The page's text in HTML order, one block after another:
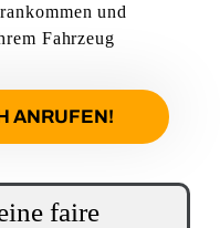
und
Fahrzeug
ANRUFEN!
faire